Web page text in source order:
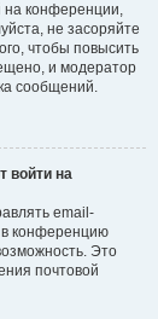
на конференции,
не засоряйте
чтобы повысить
и модератор
сообщений.
войти на
email-
в конференцию
Это
почтовой